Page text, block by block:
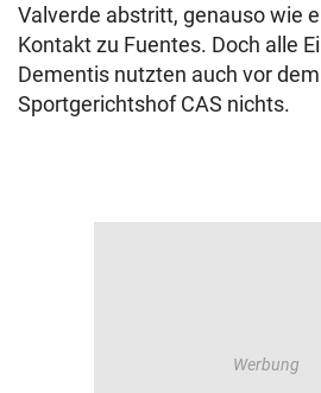
Valverde abstritt, genauso wie
Kontakt zu Fuentes. Doch alle
Dementis nutzten auch vor
Sportgerichtshof CAS nichts.